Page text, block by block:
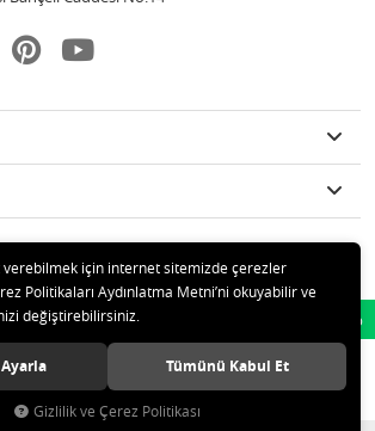
MADDELERİ SAN TİC LTD ŞTİ Tüm hakları
saklıdır.
Whatsapp
verebilmek için internet sitemizde çerezler
Politikaları Aydınlatma Metni’ni okuyabilir ve
değiştirebilirsiniz.
Tümünü Kabul Et
Gizlilik ve Çerez Politikası